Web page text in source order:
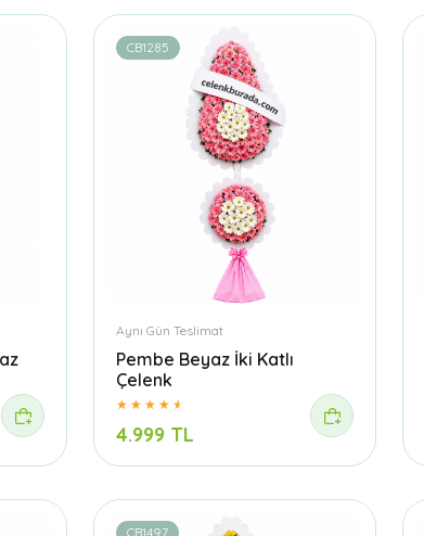
CB1285
Aynı Gün Teslimat
Pembe Beyaz İki Katlı
Çelenk
4.999 TL
CB1497